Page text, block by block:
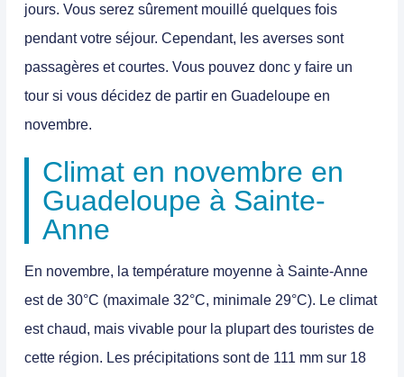
jours. Vous serez sûrement mouillé quelques fois
pendant votre séjour. Cependant, les averses sont
passagères et courtes. Vous pouvez donc y faire un
tour si vous décidez de partir en Guadeloupe en
novembre.
Climat en novembre en
Guadeloupe à Sainte-
Anne
En novembre, la température moyenne à Sainte-Anne
est de 30°C (maximale 32°C, minimale 29°C). Le climat
est chaud, mais vivable pour la plupart des touristes de
cette région. Les précipitations sont de 111 mm sur 18